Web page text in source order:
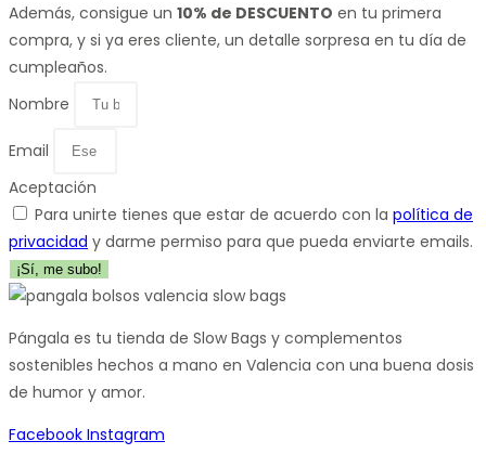
Además, consigue un 10% de DESCUENTO en tu primera
compra, y si ya eres cliente, un detalle sorpresa en tu día de
cumpleaños.
Nombre
Email
Aceptación
Para unirte tienes que estar de acuerdo con la política de
privacidad y darme permiso para que pueda enviarte emails.
¡Sí, me subo!
Pángala es tu tienda de Slow Bags y complementos
sostenibles hechos a mano en Valencia con una buena dosis
de humor y amor.
Facebook Instagram